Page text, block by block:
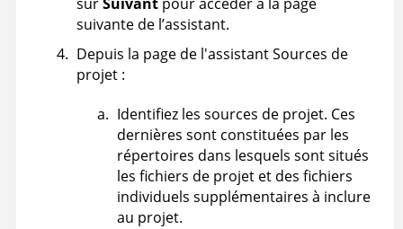
suivante de l’assistant.
Depuis la page de l'assistant Sources de
projet :
Identifiez les sources de projet. Ces
dernières sont constituées par les
répertoires dans lesquels sont situés
les fichiers de projet et des fichiers
individuels supplémentaires à inclure
au projet.